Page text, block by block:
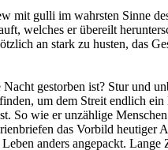
mit gulli im wahrsten Sinne
welches er übereilt
an stark zu husten, das
gestorben ist? Stur und
um dem Streit endlich
So wie er unzählige
das Vorbild
anders angepackt.